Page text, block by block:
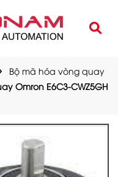
Bộ mã hóa vòng quay
Omron E6C3-CWZ5GH